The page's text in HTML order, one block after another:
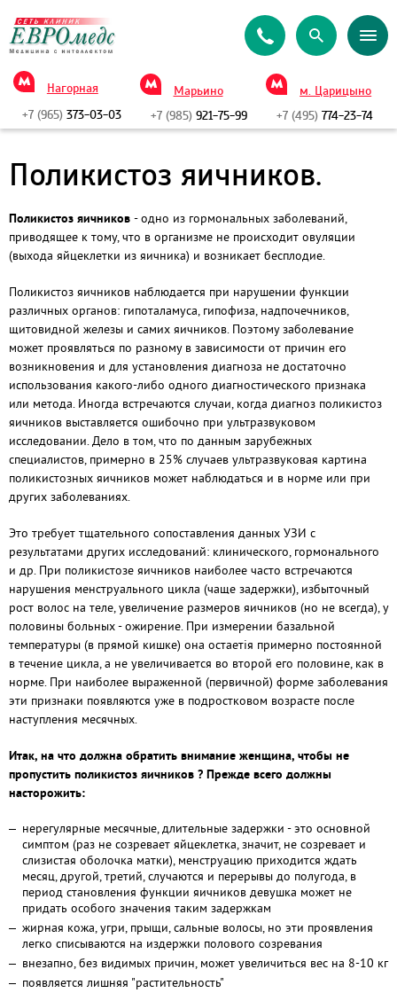
Нагорная
+7 (965) 373-03-03
Марьино
+7 (985)921-75-99
м. Царицыно
+7 (495) 774-23-74
Поликистоз яичников.
Поликистоз яичников - одно из гормональных заболеваний,
приводящее к тому, что в организме не происходит овуляции
(выхода яйцеклетки из яичника) и возникает бесплодие.
Поликистоз яичников наблюдается при нарушении функции
различных органов: гипоталамуса, гипофиза, надпочечников,
щитовидной железы и самих яичников. Поэтому заболевание
может проявляться по разному в зависимости от причин его
возникновения и для установления диагноза не достаточно
использования какого-либо одного диагностического признака
или метода. Иногда встречаются случаи, когда диагноз поликистоз
яичников выставляется ошибочно при ультразвуковом
исследовании. Дело в том, что по данным зарубежных
специалистов, примерно в 25% случаев ультразвуковая картина
поликистозных яичников может наблюдаться и в норме или при
других заболеваниях.
Это требует тщательного сопоставления данных УЗИ с
результатами других исследований: клинического, гормонального
и др. При поликистозе яичников наиболее часто встречаются
нарушения менструального цикла (чаще задержки), избыточный
рост волос на теле, увеличение размеров яичников (но не всегда), у
половины больных - ожирение. При измерении базальной
температуры (в прямой кишке) она остаетія примерно постоянной
в течение цикла, а не увеличивается во второй его половине, как в
норме. При наиболее выраженной (первичной) форме заболевания
эти признаки появляются уже в подростковом возрасте после
наступления месячных.
Итак, на что должна обратить внимание женщина, чтобы не
пропустить поликистоз яичников ? Прежде всего должны
насторожить:
нерегулярные месячные, длительные задержки - это основной
симптом (раз не созревает яйцеклетка, значит, не созревает и
слизистая оболочка матки), менструацию приходится ждать
месяц, другой, третий, случаются и перерывы до полугода, в
период становления функции яичников девушка может не
придать особого значения таким задержкам
жирная кожа, угри, прыщи, сальные волосы, но эти проявления
легко списываются на издержки полового созревания
внезапно, без видимых причин, может увеличиться вес на 8-10 кг
появляется лишняя "растительность"